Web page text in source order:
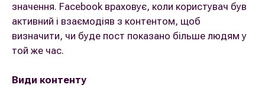
значення. Facebook враховує, коли користувач був
активний і взаємодіяв з контентом, щоб
визначити, чи буде пост показано більше людям у
той же час.
Види контенту